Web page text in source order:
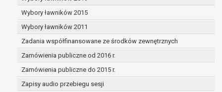
Wybory ławników 2015
Wybory ławników 2011
Zadania współfinansowane ze środków zewnętrznych
Zamówienia publiczne od 2016 r.
Zamówienia publiczne do 2015 r.
Zapisy audio przebiegu sesji
celu wywiązania się z obowiązku
prawo do żądania ograniczenia
przetwarzania danych osobowych na
podstawie art. 18 RODO, w przypadku gdy:
osoba, której dane dotyczą
kwestionuje prawidłowość danych
osobowych – na okres pozwalający